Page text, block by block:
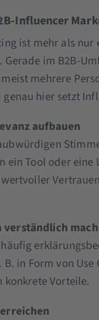
Influencer
ist mehr als
im B2B-
mehrere
hier setzt
aufbauen
ein Tool oder
verständlich
in Form von
konkrete Vorteile.